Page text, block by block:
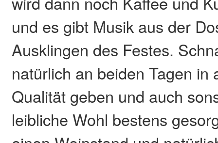
und es gibt Musik aus der
Ausklingen des Festes.
natürlich an beiden Tagen in
Qualität geben und auch
leibliche Wohl bestens